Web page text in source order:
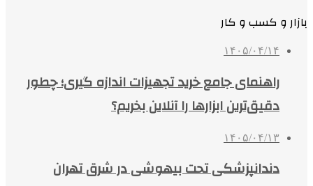
بازار و کسب و کار
۱۴۰۵/۰۴/۱۴
راهنمای جامع خرید تجهیزات اندازه گیری؛ چطور
دقیق‌ترین ابزارها را آنلاین بخریم؟
۱۴۰۵/۰۴/۱۳
دندانپزشکی تحت بیهوشی در شرق تهران